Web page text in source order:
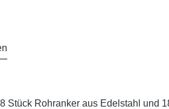
Stück Rohranker aus Edelstahl und